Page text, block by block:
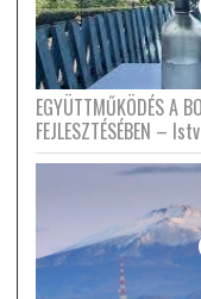
EGYÜTTMŰKÖDÉS A
FEJLESZTÉSÉBEN –